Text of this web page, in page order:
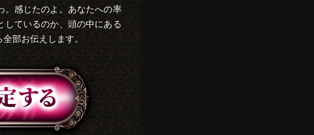
。感じたのよ。あなたへの率
しているのか、頭の中にある
部お伝えします。